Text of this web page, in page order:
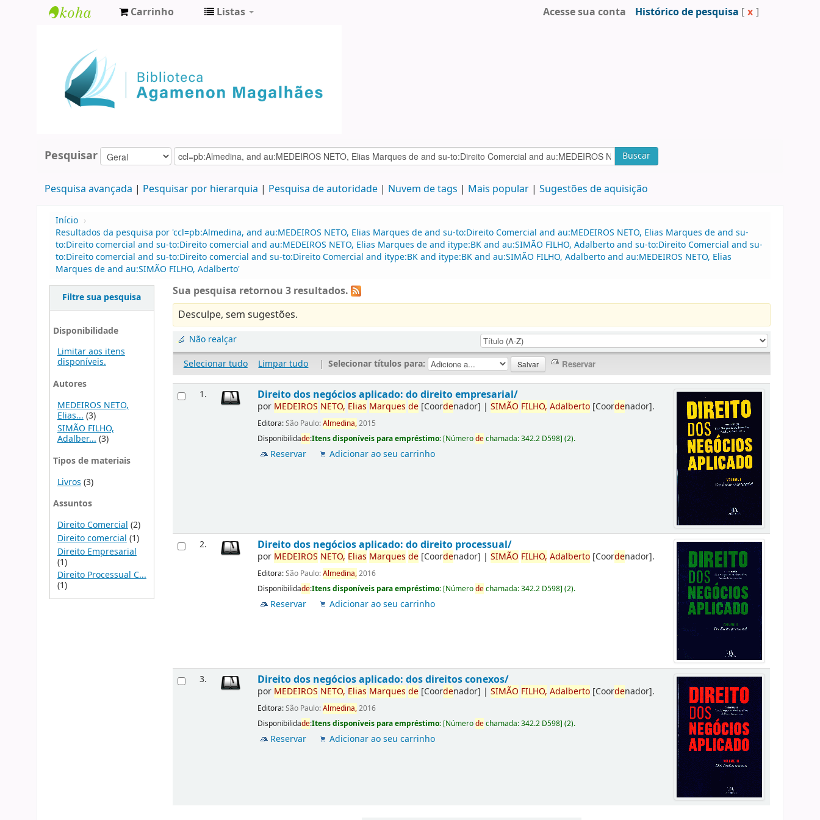
Agamenon
Magalhães
Carrinho Listas Acesse sua conta Histórico de pesquisa [ x ]
Pesquisar Buscar
Pesquisa avançada Pesquisar por hierarquia Pesquisa de autoridade Nuvem de tags Mais popular Sugestões de aquisição
Início ›
Resultados da pesquisa por 'ccl=pb:Almedina, and au:MEDEIROS NETO, Elias Marques de and su-to:Direito Comercial and au:MEDEIROS NETO, Elias Marques de and su-
to:Direito comercial and su-to:Direito comercial and au:MEDEIROS NETO, Elias Marques de and itype:BK and au:SIMÃO FILHO, Adalberto and su-to:Direito Comercial and su-
to:Direito comercial and su-to:Direito comercial and su-to:Direito Comercial and itype:BK and itype:BK and au:SIMÃO FILHO, Adalberto and au:MEDEIROS NETO, Elias
Marques de and au:SIMÃO FILHO, Adalberto'
Filtre sua pesquisa
Disponibilidade
Limitar aos itens
disponíveis.
Autores
MEDEIROS NETO,
Elias... (3)
SIMÃO FILHO,
Adalber...(3)
Tipos de materiais
Livros (3)
Assuntos
Direito Comercial (2)
Direito comercial (1)
Direito Empresarial
(1)
Direito Processual C...
(1)
Sua pesquisa retornou 3 resultados.
Desculpe, sem sugestões.
Não realçar
Selecionar tudo
Limpar tudo | Selecionar títulos para:
1. Direito dos negócios aplicado: do direito empresarial/
por MEDEIROS NETO, Elias Marques de [Coordenador] |SIMÃO FILHO, Adalberto [Coordenador].
Editora:São Paulo:Almedina,2015
Disponibilidade:Itens disponíveis para empréstimo: [Númerodechamada:342.2 D598](2).
Reservar Adicionar ao seu carrinho
2. Direito dos negócios aplicado: do direito processual/
por MEDEIROS NETO, Elias Marques de [Coordenador] |SIMÃO FILHO, Adalberto [Coordenador].
Editora:São Paulo:Almedina,2016
Disponibilidade:Itens disponíveis para empréstimo: [Númerodechamada:342.2 D598](2).
Reservar Adicionar ao seu carrinho
3. Direito dos negócios aplicado: dos direitos conexos/
por MEDEIROS NETO, Elias Marques de [Coordenador] |SIMÃO FILHO, Adalberto [Coordenador].
Editora:São Paulo:Almedina,2016
Disponibilidade:Itens disponíveis para empréstimo: [Númerodechamada:342.2 D598](2).
Reservar Adicionar ao seu carrinho